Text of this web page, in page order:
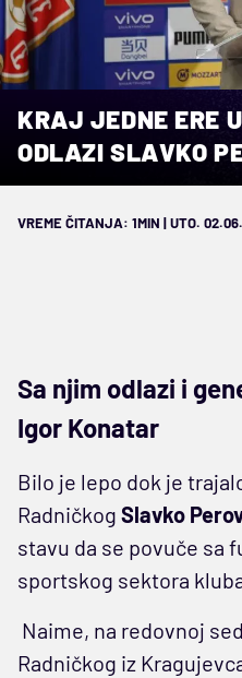
KRAJ JEDNE ERE
ODLAZI SLAVKO
VREME ČITANJA: 1MIN | UTO.
Sa njim odlazi i
Igor Konatar
Bilo je lepo dok je
Radničkog Slavko
stavu da se povuče sa
sportskog sektora
Naime, na redovnoj
Radničkog iz